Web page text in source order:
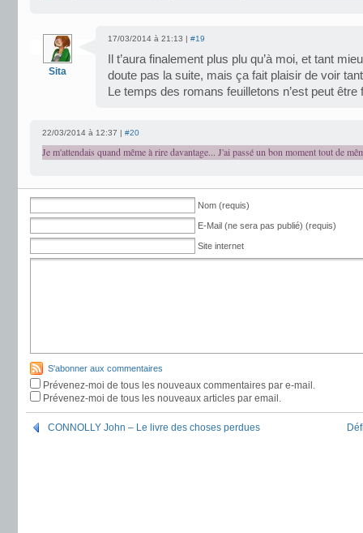
Sita
17/03/2014 à 21:13 | #19
Il t’aura finalement plus plu qu’à moi, et tant
doute pas la suite, mais ça fait plaisir de voir
Le temps des romans feuilletons n’est peut
22/03/2014 à 12:37 | #20
Je m'attendais quand même à rire davantage... J'ai passé un bon moment tout de
Nom (requis)
E-Mail (ne sera pas publié) (requis)
Site internet
S'abonner aux commentaires
Prévenez-moi de tous les nouveaux commentaires par e-mail.
Prévenez-moi de tous les nouveaux articles par email.
CONNOLLY John – Le livre des choses perdues